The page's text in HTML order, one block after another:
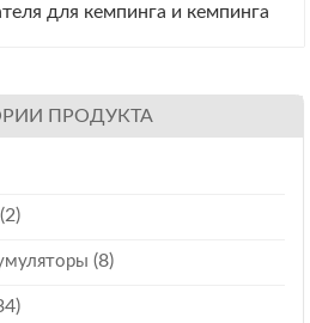
для кемпинга и кемпинга
ПРОДУКТА
(2)
(8)